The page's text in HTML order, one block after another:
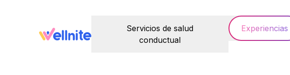
Servicios de salud
conductual
Experiencias